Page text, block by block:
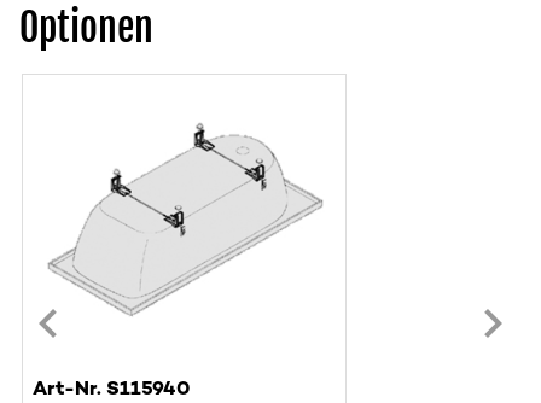
Optionen
Art-Nr. S115940